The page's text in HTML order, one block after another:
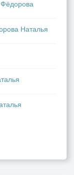
Фёдорова
Наталья